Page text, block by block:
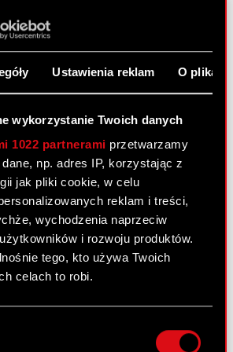
Ustawienia reklam O
wykorzystanie Twoich danych
1022 partnerami przetwarzamy
np. adres IP, korzystając z
jak pliki cookie, w celu
reklam i treści,
wychodzenia naprzeciw
i rozwoju produktów.
tego, kto używa Twoich
celach to robi.
znaczącej umowy przez
zależny
nr 40/2011
posiadający co najmniej
na Zwyczajnym Walnym
Akcjonariuszy Spółki.
nr 39/2011
podjęte przez Zwyczajne Walne
Akcjonariuszy Spółki